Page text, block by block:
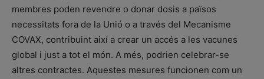
membres poden revendre o donar dosis a països
necessitats fora de la Unió o a través del Mecanisme
COVAX, contribuint així a crear un accés a les vacunes
global i just a tot el món. A més, podrien celebrar-se
altres contractes. Aquestes mesures funcionen com un